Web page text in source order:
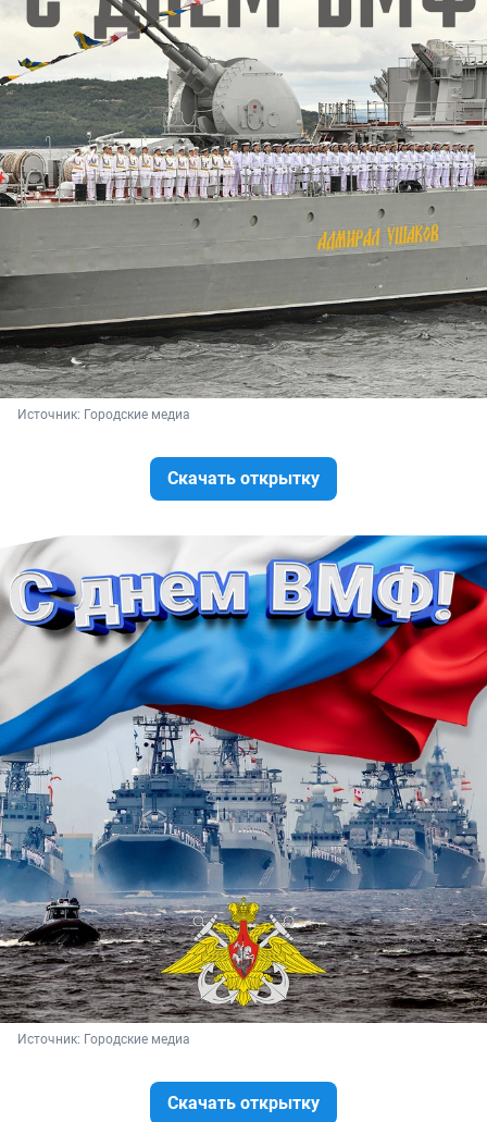
Источник: Городские медиа
Скачать открытку
Источник: Городские медиа
Скачать открытку